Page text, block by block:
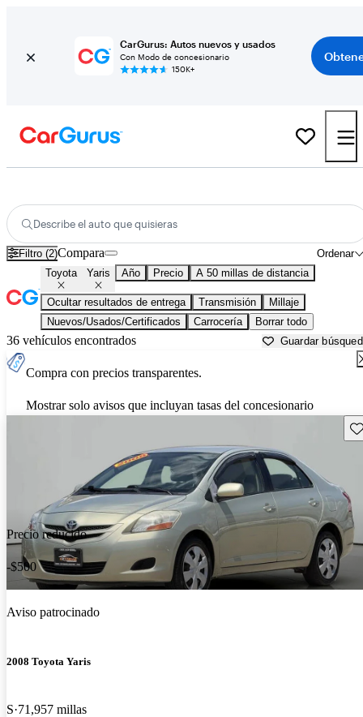
CarGurus: Autos nuevos y usados
Con Modo de concesionario
150K+
Describe el auto que quisieras
Filtro (2) Ordenar
Compara
Toyota Yaris Año Precio A 50 millas de distancia
Ocultar resultados de entrega Transmisión
Millaje
Nuevos/Usados/Certificados
Carrocería Borrar todo
36 vehículos encontrados Guardar
Compra con precios transparentes.
Mostrar solo avisos que incluyan tasas del concesionario
Precio reducido
-$500
Aviso patrocinado
2008 Toyota Yaris
S 71,957 millas